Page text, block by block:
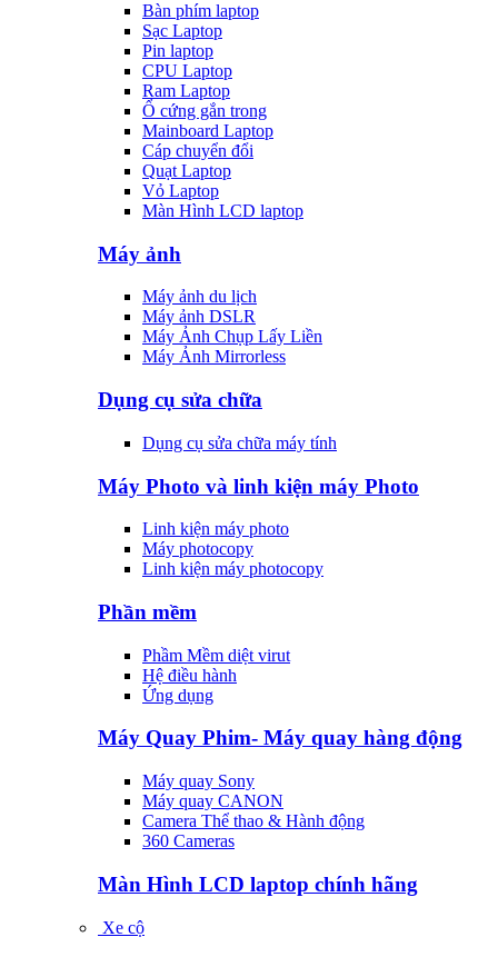
Bàn phím laptop
Sạc Laptop
Pin laptop
CPU Laptop
Ram Laptop
Ổ cứng gắn trong
Mainboard Laptop
Cáp chuyển đổi
Quạt Laptop
Vỏ Laptop
Màn Hình LCD laptop
Máy ảnh
Máy ảnh du lịch
Máy ảnh DSLR
Máy Ảnh Chụp Lấy Liền
Máy Ảnh Mirrorless
Dụng cụ sửa chữa
Dụng cụ sửa chữa máy tính
Máy Photo và linh kiện máy Photo
Linh kiện máy photo
Máy photocopy
Linh kiện máy photocopy
Phần mềm
Phầm Mềm diệt virut
Hệ điều hành
Ứng dụng
Máy Quay Phim- Máy quay hàng động
Máy quay Sony
Máy quay CANON
Camera Thể thao & Hành động
360 Cameras
Màn Hình LCD laptop chính hãng
Xe cộ